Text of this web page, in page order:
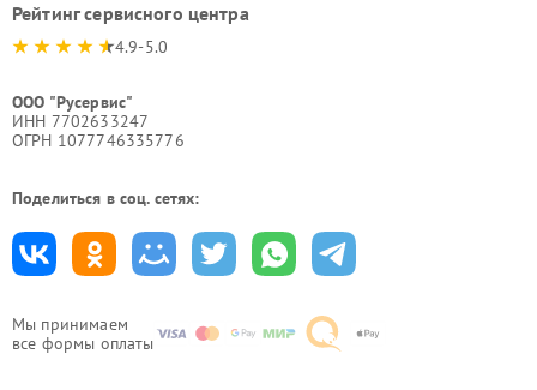
Мы принимаем
все формы оплаты
Рейтинг сервисного центра
4.9-5.0
ООО "Русервис"
ИНН 7702633247
ОГРН 1077746335776
Поделиться в соц. сетях: